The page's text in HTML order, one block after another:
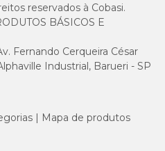
reservados à Cobasi.
BÁSICOS E
Fernando Cerqueira César
Industrial, Barueri - SP
Mapa de produtos